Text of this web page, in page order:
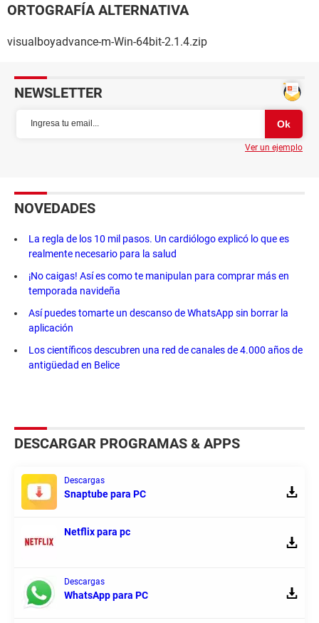
ORTOGRAFÍA ALTERNATIVA
visualboyadvance-m-Win-64bit-2.1.4.zip
NEWSLETTER
Ver un ejemplo
NOVEDADES
La regla de los 10 mil pasos. Un cardiólogo explicó lo que es
realmente necesario para la salud
¡No caigas! Así es como te manipulan para comprar más en
temporada navideña
Así puedes tomarte un descanso de WhatsApp sin borrar la
aplicación
Los científicos descubren una red de canales de 4.000 años de
antigüedad en Belice
DESCARGAR PROGRAMAS & APPS
Descargas
Snaptube para PC
Netflix para pc
Descargas
WhatsApp para PC